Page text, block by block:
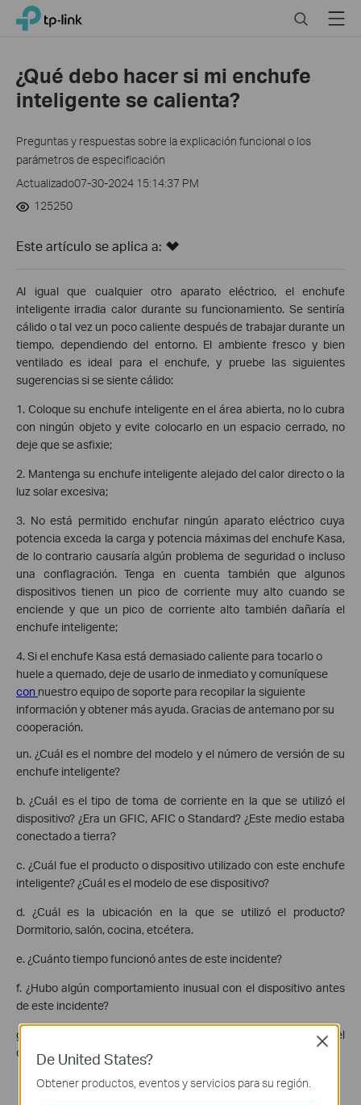
Click
navigation
TP-Link, Reliably Smart SearchMenu
¿Qué debo hacer si mi enchufe
inteligente se calienta?
Preguntas y respuestas sobre la explicación funcional o los
parámetros de especificación
Actualizado07-30-2024 15:14:37 PM
125250
Este artículo se aplica a:
Al igual que cualquier otro aparato eléctrico, el enchufe
inteligente irradia calor durante su funcionamiento. Se sentiría
cálido o tal vez un poco caliente después de trabajar durante un
tiempo, dependiendo del entorno. El ambiente fresco y bien
ventilado es ideal para el enchufe, y pruebe las siguientes
sugerencias si se siente cálido:
1. Coloque su enchufe inteligente en el área abierta, no lo cubra
con ningún objeto y evite colocarlo en un espacio cerrado, no
deje que se asfixie;
2. Mantenga su enchufe inteligente alejado del calor directo o la
luz solar excesiva;
3. No está permitido enchufar ningún aparato eléctrico cuya
potencia exceda la carga y potencia máximas del enchufe Kasa,
de lo contrario causaría algún problema de seguridad o incluso
una conflagración. Tenga en cuenta también que algunos
dispositivos tienen un pico de corriente muy alto cuando se
enciende y que un pico de corriente alto también dañaría el
enchufe inteligente;
4. Si el enchufe Kasa está demasiado caliente para tocarlo o
huele a quemado, deje de usarlo de inmediato y comuníquese
con nuestro equipo de soporte para recopilar la siguiente
información y obtener más ayuda. Gracias de antemano por su
cooperación.
un. ¿Cuál es el nombre del modelo y el número de versión de su
enchufe inteligente?
b. ¿Cuál es el tipo de toma de corriente en la que se utilizó el
dispositivo? ¿Era un GFIC, AFIC o Standard? ¿Este medio estaba
conectado a tierra?
c. ¿Cuál fue el producto o dispositivo utilizado con este enchufe
inteligente? ¿Cuál es el modelo de ese dispositivo?
d. ¿Cuál es la ubicación en la que se utilizó el producto?
Dormitorio, salón, cocina, etcétera.
e. ¿Cuánto tiempo funcionó antes de este incidente?
f. ¿Hubo algún comportamiento inusual con el dispositivo antes
de este incidente?
g. Si es posible, proporcione imágenes del tomacorriente, el
dispositivo TP-Link y el dispositivo que se conectó a él.
De United States?
Obtener productos, eventos y servicios para su región.
Close